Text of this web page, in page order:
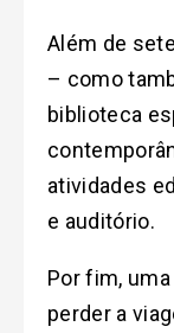
Além de
– como
biblioteca
atividades
e auditório.
Por fim,
perder a